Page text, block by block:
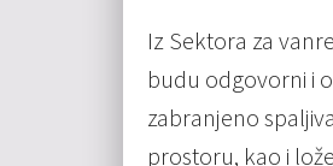
Iz Sektora za
budu odgovorni i
zabranjeno
prostoru, kao i